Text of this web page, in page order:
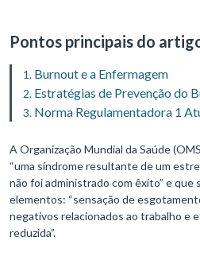
Pontos principais do
Burnout e a Enfermagem
Estratégias de Prevenção do
Norma Regulamentadora 1
A Organização Mundial da Saúde
“uma síndrome resultante de um
não foi administrado com êxito” e que
elementos: “sensação de
negativos relacionados ao trabalho e
reduzida”.